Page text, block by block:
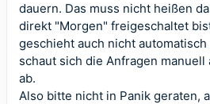
dauern. Das muss nicht heißen
direkt "Morgen" freigeschaltet
geschieht auch nicht
schaut sich die Anfragen
ab.
Also bitte nicht in Panik geraten,